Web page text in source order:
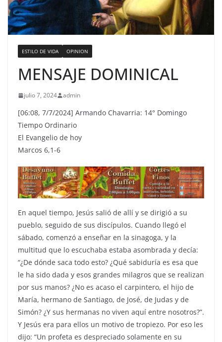
ESTILO DE VIDA OPINION
MENSAJE DOMINICAL
julio 7, 2024 admin
[06:08, 7/7/2024] Armando Chavarria: 14° Domingo
Tiempo Ordinario
El Evangelio de hoy
Marcos 6,1-6
En aquel tiempo, Jesús salió de allí y se dirigió a su
pueblo, seguido de sus discípulos. Cuando llegó el
sábado, comenzó a enseñar en la sinagoga, y la
multitud que lo escuchaba estaba asombrada y decía:
“¿De dónde saca todo esto? ¿Qué sabiduría es esa que
le ha sido dada y esos grandes milagros que se realizan
por sus manos? ¿No es acaso el carpintero, el hijo de
María, hermano de Santiago, de José, de Judas y de
Simón? ¿Y sus hermanas no viven aquí entre nosotros?”.
Y Jesús era para ellos un motivo de tropiezo. Por eso les
dijo: “Un profeta es despreciado solamente en su